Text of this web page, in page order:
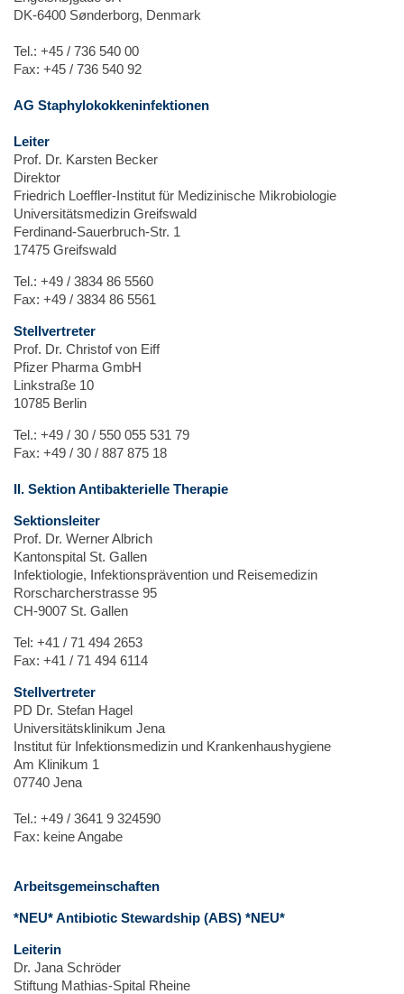
DK-6400 Sønderborg, Denmark
Tel.: +45 / 736 540 00
Fax: +45 / 736 540 92
AG Staphylokokkeninfektionen
Leiter
Prof. Dr. Karsten Becker
Direktor
Friedrich Loeffler-Institut für Medizinische Mikrobiologie
Universitätsmedizin Greifswald
Ferdinand-Sauerbruch-Str. 1
17475 Greifswald
Tel.: +49 / 3834 86 5560
Fax: +49 / 3834 86 5561
Stellvertreter
Prof. Dr. Christof von Eiff
Pfizer Pharma GmbH
Linkstraße 10
10785 Berlin
Tel.: +49 / 30 / 550 055 531 79
Fax: +49 / 30 / 887 875 18
II. Sektion Antibakterielle Therapie
Sektionsleiter
Prof. Dr. Werner Albrich
Kantonspital St. Gallen
Infektiologie, Infektionsprävention und Reisemedizin
Rorscharcherstrasse 95
CH-9007 St. Gallen
Tel: +41 / 71 494 2653
Fax: +41 / 71 494 6114
Stellvertreter
PD Dr. Stefan Hagel
Universitätsklinikum Jena
Institut für Infektionsmedizin und Krankenhaushygiene
Am Klinikum 1
07740 Jena
Tel.: +49 / 3641 9 324590
Fax: keine Angabe
Arbeitsgemeinschaften
*NEU* Antibiotic Stewardship (ABS) *NEU*
Leiterin
Dr. Jana Schröder
Stiftung Mathias-Spital Rheine